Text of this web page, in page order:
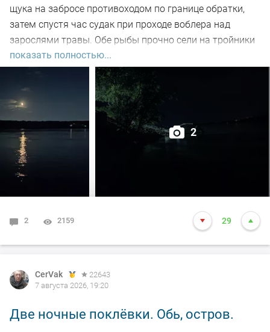
щука на забросе противоходом по границе обратки,
затем спустя час судак при проходе воблера над
зарослями травы. Обе рыбы прочно сели на тройники
и при чистке оказались с пустыми желудками. Ждем
дальнейших поклёвок.
показать полностью...
2
2 2159 29
CerVak
22643
7 августа 2026, 19:20
Две ночные поклёвки. Обь, остров.